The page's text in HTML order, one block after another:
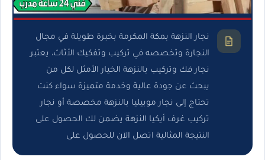
نجار النزهة بمكة المكرمة بخبرة طويلة في مجال
النجارة وتخصصه في تركيب وتفكيك الأثاث، يعتبر
نجار فك وتركيب بالنزهة الخيار الأمثل لكل من
يبحث عن جودة عالية وخدمة متميزة سواء كنت
تحتاج إلى نجار موبيليا بالنزهة مخصصة أو نجار
تركيب غرف أيكيا النزهة يضمن لك الحصول على
النتيجة المثالية اتصل الآن للحصول على